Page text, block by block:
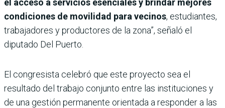
el acceso a servicios esenciales y brindar mejores
condiciones de movilidad para vecinos, estudiantes,
trabajadores y productores de la zona”, señaló el
diputado Del Puerto.
El congresista celebró que este proyecto sea el
resultado del trabajo conjunto entre las instituciones y
de una gestión permanente orientada a responder a las